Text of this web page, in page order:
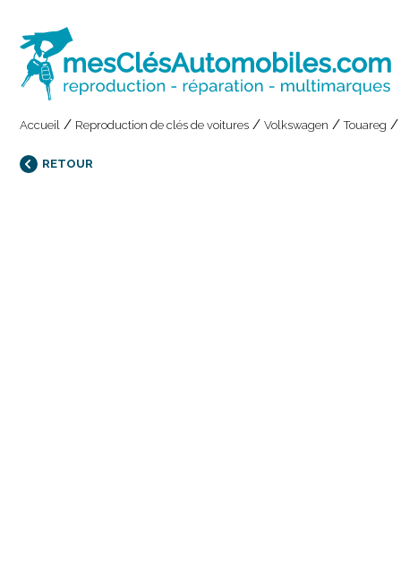
Accueil / Reproduction de clés de voitures / Volkswagen /Touareg /
RETOUR